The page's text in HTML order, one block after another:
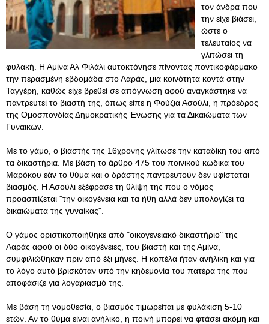
τον άνδρα που
την είχε βιάσει,
ώστε ο
τελευταίος να
γλιτώσει τη
φυλακή. Η Αμίνα Αλ Φιλάλι αυτοκτόνησε πίνοντας ποντικοφάρμακο
την περασμένη εβδομάδα στο Λαράς, μια κοινότητα κοντά στην
Ταγγέρη, καθώς είχε βρεθεί σε απόγνωση αφού αναγκάστηκε να
παντρευτεί το βιαστή της, όπως είπε η Φούζια Ασούλι, η πρόεδρος
της Ομοσπονδίας Δημοκρατικής Ένωσης για τα Δικαιώματα των
Γυναικών.
Με το γάμο, ο βιαστής της 16χρονης γλίτωσε την καταδίκη του από
τα δικαστήρια. Με βάση το άρθρο 475 του ποινικού κώδικα του
Μαρόκου εάν το θύμα και ο δράστης παντρευτούν δεν υφίσταται
βιασμός. Η Ασούλι εξέφρασε τη θλίψη της που ο νόμος
προασπίζεται "την οικογένεια και τα ήθη αλλά δεν υπολογίζει τα
δικαιώματα της γυναίκας".
Ο γάμος οριστικοποιήθηκε από "οικογενειακό δικαστήριο" της
Λαράς αφού οι δύο οικογένειες, του βιαστή και της Αμίνα,
συμφιλιώθηκαν πριν από έξι μήνες. Η κοπέλα ήταν ανήλικη και για
το λόγο αυτό βρισκόταν υπό την κηδεμονία του πατέρα της που
αποφάσιζε για λογαριασμό της.
Με βάση τη νομοθεσία, ο βιασμός τιμωρείται με φυλάκιση 5-10
ετών. Αν το θύμα είναι ανήλικο, η ποινή μπορεί να φτάσει ακόμη και